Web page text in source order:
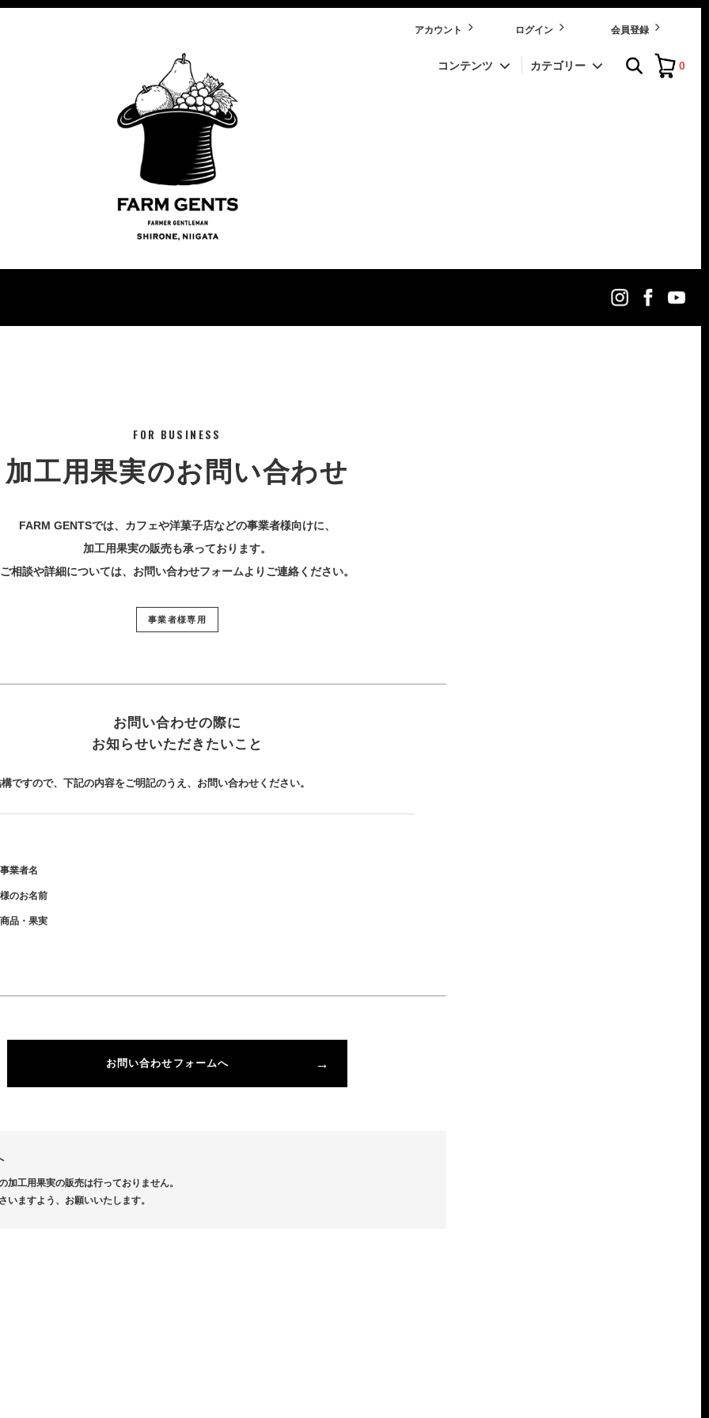
会員登録
ログイン
アカウント
0
カテゴリー
GENTEES DEPARTMENT ORIGINAL
PRODUCT
コンテンツ
【栽培品種】 和梨-WANASHI-
FOR BUSINESS
加工用果実のお問い合わせ
FARM GENTSでは、カフェや洋菓子店などの事業者様向けに、
加工用果実の販売も承っております。
ご相談や詳細については、お問い合わせフォームよりご連絡ください。
事業者様専用
お問い合わせの際に
お知らせいただきたいこと
ですので、下記の内容をご明記のうえ、お問い合わせください。
業者名
のお名前
品・果実
お問い合わせフォームへ
加工用果実の販売は行っておりません。
いますよう、お願いいたします。